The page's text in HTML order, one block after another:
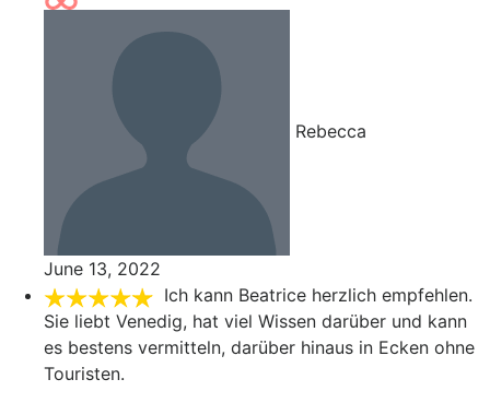
Rebecca
June 13, 2022
Ich kann Beatrice herzlich empfehlen.
Sie liebt Venedig, hat viel Wissen darüber und kann
es bestens vermitteln, darüber hinaus in Ecken ohne
Touristen.